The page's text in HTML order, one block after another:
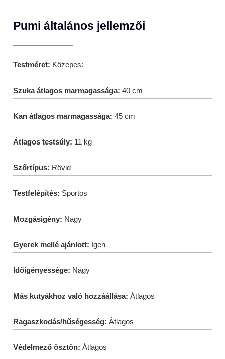
Pumi általános jellemzői
Testméret: Közepes:
Szuka átlagos marmagassága: 40 cm
Kan átlagos marmagassága: 45 cm
Átlagos testsúly: 11 kg
Szőrtípus: Rövid
Testfelépítés: Sportos
Mozgásigény: Nagy
Gyerek mellé ajánlott: Igen
Időigényessége: Nagy
Más kutyákhoz való hozzáállása: Átlagos
Ragaszkodás/hűségesség: Átlagos
Védelmező ösztön: Átlagos